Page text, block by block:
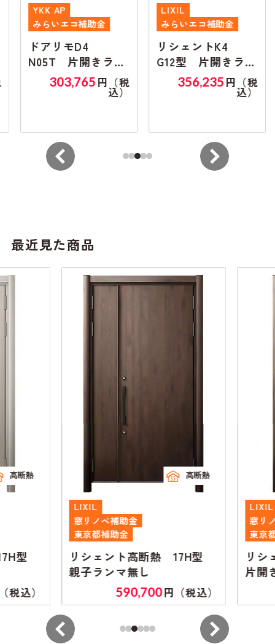
YKK AP
みらいエコ補助金
ドアリモD4
N05T 片開きラン
マ無し303,765円（税
込）
LIXIL
みらいエコ補助金
リシェントK4
G12型 片開きラン
マ無し356,235円（税
込）
最近見た商品
高断熱
型
込）
高断熱
LIXIL
窓リノベ補助金
東京都補助金
リシェント高断熱 17H型
親子ランマ無し
590,700円（税込）
LIXIL
窓リ
東京
リシ
片開